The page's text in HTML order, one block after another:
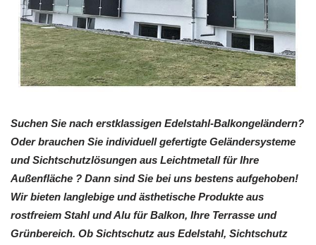
Suchen Sie nach erstklassigen Edelstahl-Balkongeländern?
Oder brauchen Sie individuell gefertigte Geländersysteme
und Sichtschutzlösungen aus Leichtmetall für Ihre
Außenfläche ? Dann sind Sie bei uns bestens aufgehoben!
Wir bieten langlebige und ästhetische Produkte aus
rostfreiem Stahl und Alu für Balkon, Ihre Terrasse und
Grünbereich. Ob Sichtschutz aus Edelstahl, Sichtschutz